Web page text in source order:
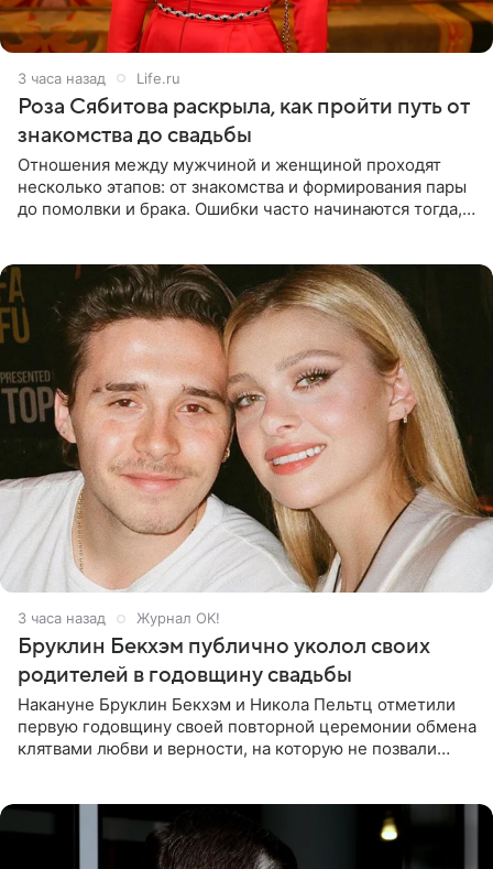
3 часа назад Life.ru
Роза Сябитова раскрыла, как пройти путь от
знакомства до свадьбы
Отношения между мужчиной и женщиной проходят
несколько этапов: от знакомства и формирования пары
до помолвки и брака. Ошибки часто начинаются тогда,
3 часа назад Журнал OK!
Бруклин Бекхэм публично уколол своих
родителей в годовщину свадьбы
Накануне Бруклин Бекхэм и Никола Пельтц отметили
первую годовщину своей повторной церемонии обмена
клятвами любви и верности, на которую не позвали